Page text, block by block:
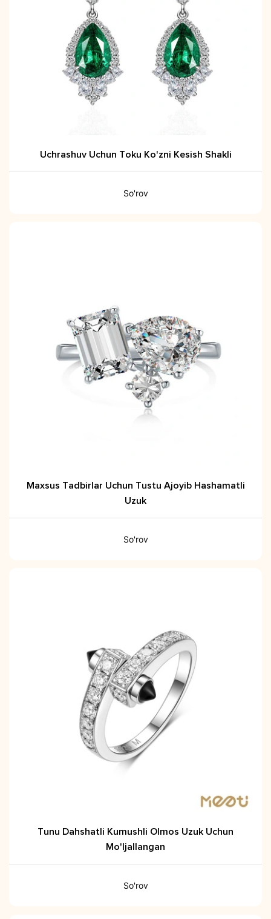
Uchrashuv Uchun Toku Ko'zni Kesish Shakli
So'rov
Maxsus Tadbirlar Uchun Tustu Ajoyib Hashamatli
Uzuk
So'rov
Tunu Dahshatli Kumushli Olmos Uzuk Uchun
Mo'ljallangan
So'rov